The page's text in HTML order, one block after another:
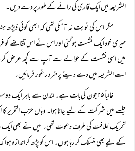
الشریعہ میں ایک قاری کی رائے کے طور پر دے دیں۔
مگر اس کی نوبت نہ آسکی تھی کہ ابھی کوئی
میری خود ایک نشست ہو گئی اور اس نے اس تقاضے کو
میں اسی نشست کے حوالے سے آپ سے کچھ عرض
اسے الشریعہ میں دے دینے پر ضرور غور فرمائیں۔
غالباً‌ ۲۵ جون کی بات ہے۔ لندن سے باہر
جلسے میں شرکت کے لیے جانا ہوا۔ وہاں حزب التحریر کا
تحریکِ خلافت کی طرف دعوت تھی۔ میں نے بھی ایک
کے لیے بھی منسلک کر رہا ہوں۔ اس کو پڑھ کر اندازہ